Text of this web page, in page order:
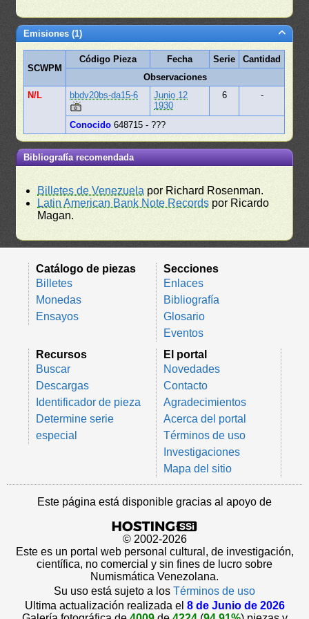
Emisiones (1)
SCWPM
Código Pieza Fecha Serie
Cantidad
Observaciones
N/L
bbdv20bs-da15-6
Junio 12
1930
6 -
Conocido 648715 - ???
Bibliografía recomendada
Billetes de Venezuela por Richard Rosenman.
Latin American Bank Note Records por Ricardo
Magan.
Catálogo de piezas
Billetes
Monedas
Ensayos
Secciones
Enlaces
Bibliografía
Glosario
Eventos
Recursos
Buscar
Descargas
Identificador de pieza
Determine serie
especial
El portal
Novedades
Contacto
Agradecimientos
Acerca del portal
Términos de uso
Investigaciones
Mapa del sitio
Este página está disponible gracias al apoyo de
© 2002-2026
Este es un portal web personal cultural, de investigación,
científica, no comercial y sin fines de lucro sobre
Numismática Venezolana.
Su uso está sujeto a los Términos de uso
Ultima actualización realizada el 8 de Junio de 2026